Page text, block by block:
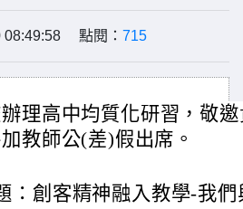
08:49:58 點閱： 715
理高中均質化研習，敬
教師公(差)假出席。
：創客精神融入教學-我